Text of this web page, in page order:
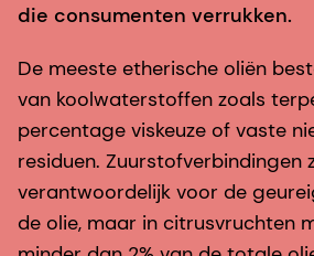
die consumenten verrukken.
De meeste etherische oliën
van koolwaterstoffen zoals
percentage viskeuze of vaste
residuen. Zuurstofverbindingen
verantwoordelijk voor de
de olie, maar in citrusvruchten